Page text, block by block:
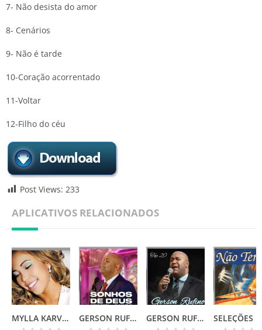
7- Não desista do amor
8- Cenários
9- Não é tarde
10-Coração acorrentado
11-Voltar
12-Filho do céu
Post Views: 233
APLICATIVOS RELACIONADOS
MYLLA KARVALHO – MINHA VIDA GERSON RUFINO – SONHOS DE DEUS (2024) GERSON RUFINO – TOP 20